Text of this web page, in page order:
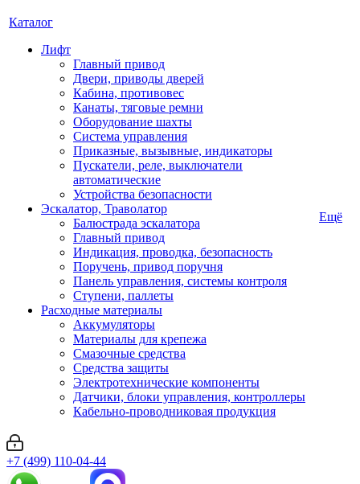
Каталог
Лифт
Главный привод
Двери, приводы дверей
Кабина, противовес
Канаты, тяговые ремни
Оборудование шахты
Система управления
Приказные, вызывные, индикаторы
Пускатели, реле, выключатели
автоматические
Устройства безопасности
Эскалатор, Траволатор
Балюстрада эскалатора
Главный привод
Индикация, проводка, безопасность
Поручень, привод поручня
Панель управления, системы контроля
Ступени, паллеты
Расходные материалы
Аккумуляторы
Материалы для крепежа
Смазочные средства
Средства защиты
Электротехнические компоненты
Датчики, блоки управления, контроллеры
Кабельно-проводниковая продукция
Ещё
+7 (499) 110-04-44